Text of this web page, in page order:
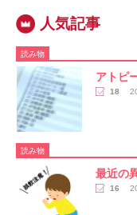
読み物
アトピ
18
読み物
最近の
16